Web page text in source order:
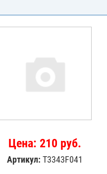
Цена: 210 руб.
Артикул:T3343F041